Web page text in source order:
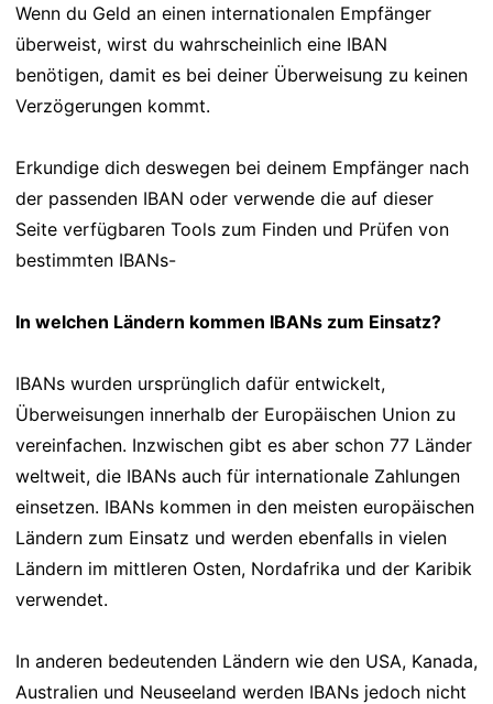
Wenn du Geld an einen internationalen Empfänger
überweist, wirst du wahrscheinlich eine IBAN
benötigen, damit es bei deiner Überweisung zu keinen
Verzögerungen kommt.
Erkundige dich deswegen bei deinem Empfänger nach
der passenden IBAN oder verwende die auf dieser
Seite verfügbaren Tools zum Finden und Prüfen von
bestimmten IBANs-
In welchen Ländern kommen IBANs zum Einsatz?
IBANs wurden ursprünglich dafür entwickelt,
Überweisungen innerhalb der Europäischen Union zu
vereinfachen. Inzwischen gibt es aber schon 77 Länder
weltweit, die IBANs auch für internationale Zahlungen
einsetzen. IBANs kommen in den meisten europäischen
Ländern zum Einsatz und werden ebenfalls in vielen
Ländern im mittleren Osten, Nordafrika und der Karibik
verwendet.
In anderen bedeutenden Ländern wie den USA, Kanada,
Australien und Neuseeland werden IBANs jedoch nicht